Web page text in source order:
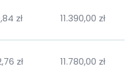
zł 11.390,00 zł
zł 11.780,00 zł